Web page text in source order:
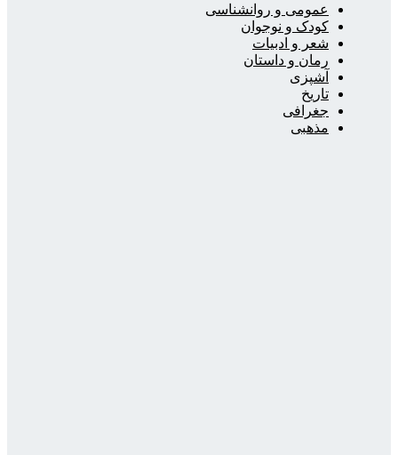
عمومی و روانشناسی
کودک و نوجوان
شعر و ادبیات
رمان و داستان
آشپزی
تاریخ
جغرافی
مذهبی